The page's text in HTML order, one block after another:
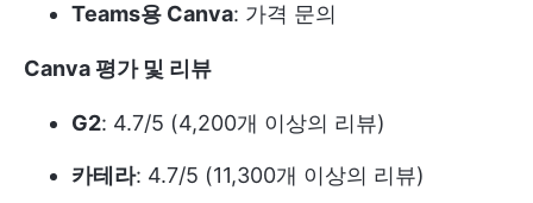
Teams용 Canva: 가격 문의
Canva 평가 및 리뷰
G2: 4.7/5 (4,200개 이상의 리뷰)
카테라: 4.7/5 (11,300개 이상의 리뷰)